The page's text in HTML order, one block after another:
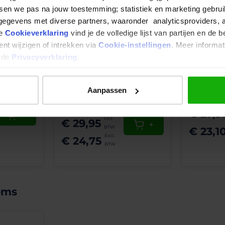
we pas na jouw toestemming; statistiek en marketing
met diverse partners, waaronder analyticsproviders,
Cookieverklaring vind je de volledige lijst van partijen en de
wijzigen of intrekken via Cookie-instellingen. Meer
Privacyverklaring
Aanpassen
voor
en
actieve
+
Orcon Pollenfilter -
Geschikt voor HRC 220/225 -
50% ePM 2.5
€ 29,95
€ 24,75
direct leverbaar, maar u
+
Buva
Filterset
€
€